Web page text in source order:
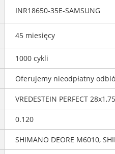
INR18650-35E-SAMSUNG
45 miesięcy
1000 cykli
Oferujemy nieodpłatny
VREDESTEIN PERFECT 28x1,75
0.120
SHIMANO DEORE M6010,